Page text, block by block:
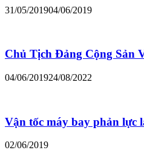
31/05/201904/06/2019
Chủ Tịch Đảng Cộng Sản
04/06/201924/08/2022
Vận tốc máy bay phản lực
02/06/2019